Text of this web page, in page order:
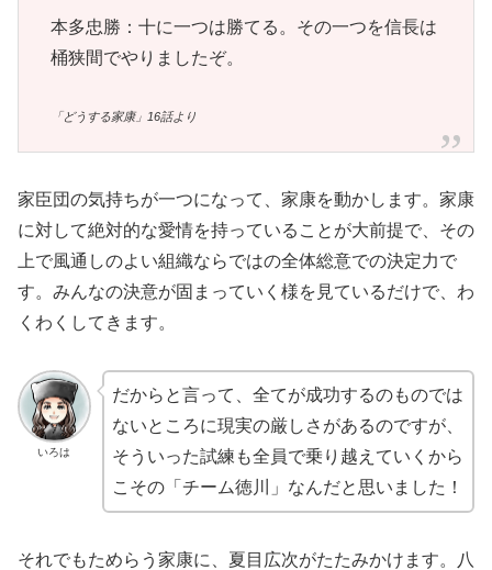
本多忠勝：十に一つは勝てる。その一つを信長は
桶狭間でやりましたぞ。
「どうする家康」16話より
家臣団の気持ちが一つになって、家康を動かします。家康
に対して絶対的な愛情を持っていることが大前提で、その
上で風通しのよい組織ならではの全体総意での決定力で
す。みんなの決意が固まっていく様を見ているだけで、わ
くわくしてきます。
いろは
だからと言って、全てが成功するのものでは
ないところに現実の厳しさがあるのですが、
そういった試練も全員で乗り越えていくから
こその「チーム徳川」なんだと思いました！
それでもためらう家康に、夏目広次がたたみかけます。八